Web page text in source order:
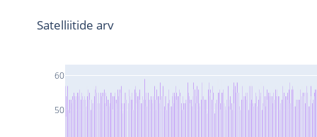
50
60
Satelliitide arv